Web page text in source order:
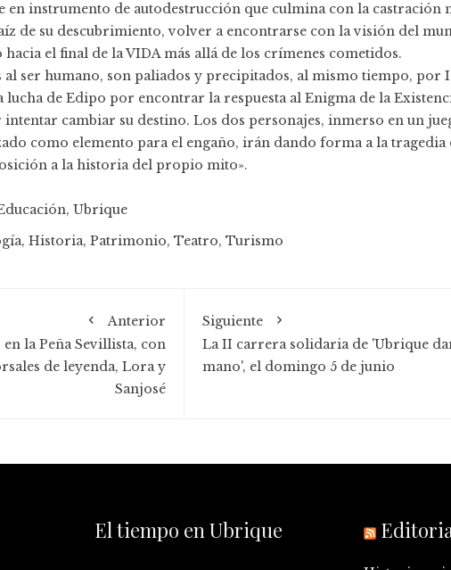
en instrumento de autodestrucción que culmina con la castración
de su descubrimiento, volver a encontrarse con la visión del
el final de la VIDA más allá de los crímenes cometidos.
ser humano, son paliados y precipitados, al mismo tiempo, por
lucha de Edipo por encontrar la respuesta al Enigma de la
cambiar su destino. Los dos personajes, inmerso en un
como elemento para el engaño, irán dando forma a la tragedia
a la historia del propio mito».
, Ubrique
, Historia, Patrimonio, Teatro, Turismo
Anterior
la Peña Sevillista, con
de leyenda, Lora y
Sanjosé
Siguiente
La II carrera solidaria de 'Ubrique
mano', el domingo 5 de junio
El tiempo en Ubrique